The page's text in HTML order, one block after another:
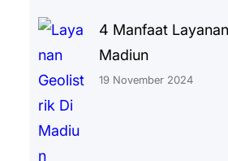
4 Manfaat
Madiun
19 November 2024